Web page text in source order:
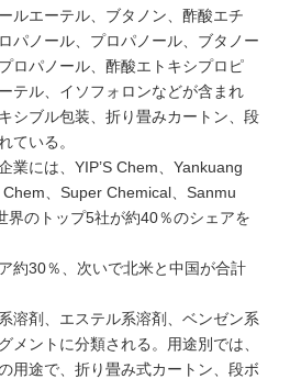
ルエーテル、ブタノン、酢酸エチ
パノール、プロパノール、ブタノー
ロパノール、酢酸エトキシプロピ
テル、イソフォロンなどが含まれ
シブル包装、折り畳みカートン、段
ている。
業には、YIP’S Chem、Yankuang
、Super Chemical、Sanmu
界のトップ5社が約40％のシェアを
約30％、次いで北米と中国が合計
溶剤、エステル系溶剤、ベンゼン系
メントに分類される。用途別では、
用途で、折り畳み式カートン、段ボ